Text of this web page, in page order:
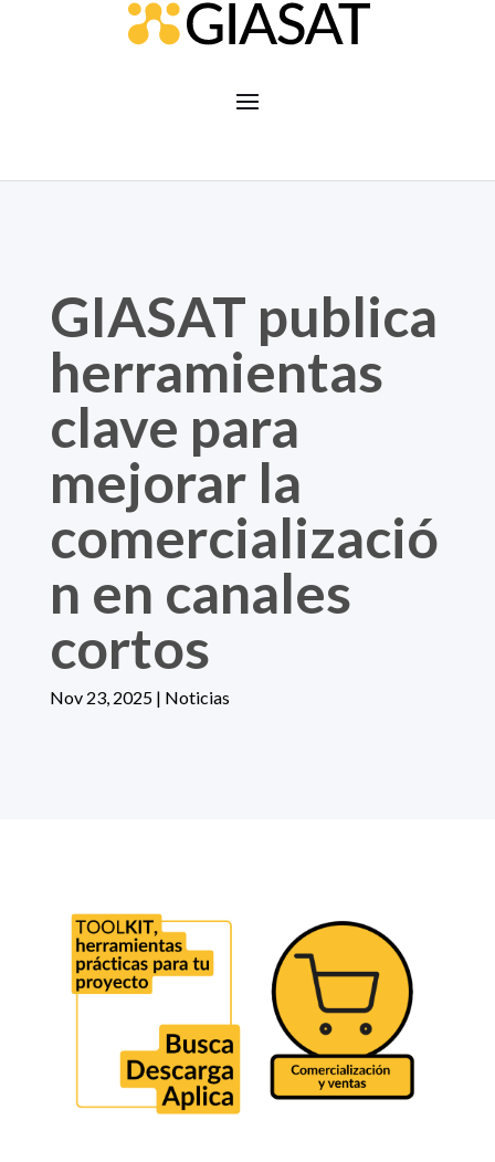
GIASAT publica
herramientas
clave para
mejorar la
comercializació
n en canales
cortos
Nov 23, 2025| Noticias